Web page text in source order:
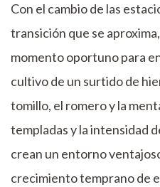
Con el cambio de las
transición que se
momento oportuno para
cultivo de un surtido de
tomillo, el romero y la
templadas y la intensidad
crean un entorno
crecimiento temprano de